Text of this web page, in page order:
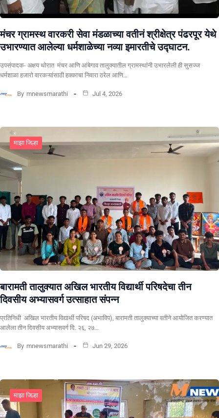
मंचर ग्रामस्थ वारकरी सेवा मंडळाच्या वतीनं श्रीक्षेत्र पंढरपूर येथे
उभारण्यात आलेल्या धर्मशाळेच्या नव्या इमारतीचे उद्घाटन.
उपसंपादक- अक्षय थोरात मंचर आणि आंबेगाव तालुक्यातील ग्रामस्थांनी उभारलेली ही सुसज्ज
धर्मशाळा हजारो वारकऱ्यांसाठी हक्काचा निवारा ठरेल आणि…
By mnewsmarathi Jul 4, 2026
माझा जिल्हा
बारामती तालुक्यात अखिल भारतीय विद्यार्थी परिषदेचा तीन
दिवसीय अभ्यासवर्ग उत्साहात संपन्न
प्रतिनिधी अखिल भारतीय विद्यार्थी परिषद (अभाविप), बारामती तालुक्याच्या वतीने आयोजित करण्यात
आलेला तीन दिवसीय अभ्यासवर्ग दि. २६, २७…
By mnewsmarathi Jun 29, 2026
माझा जिल्हा